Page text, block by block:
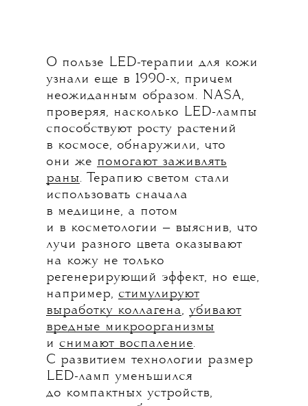
О пользе LED-терапии для кожи
узнали еще в 1990-х, причем
неожиданным образом. NASA,
проверяя, насколько LED-лампы
способствуют росту растений
в космосе, обнаружили, что
они же помогают заживлять
раны. Терапию светом стали
использовать сначала
в медицине, а потом
и в косметологии — выяснив, что
лучи разного цвета оказывают
на кожу не только
регенерирующий эффект, но еще,
например, стимулируют
выработку коллагена, убивают
вредные микроорганизмы
и снимают воспаление.
С развитием технологии размер
LED-ламп уменьшился
до компактных устройств,